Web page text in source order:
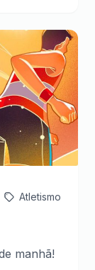
Atletismo
manhã!